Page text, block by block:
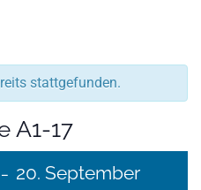
stattgefunden.
A1-17
– 20. September